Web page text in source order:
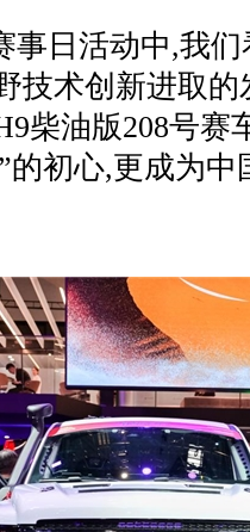
事日活动中,我
技术创新进取
柴油版208号赛
的初心,更成为